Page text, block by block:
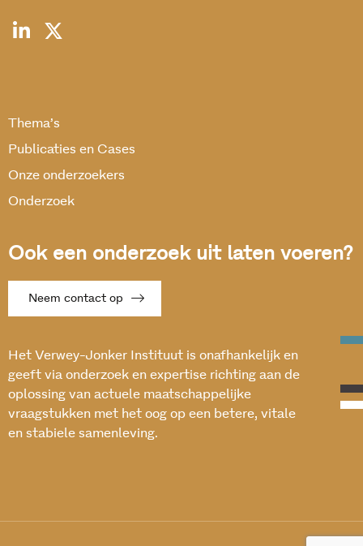
Thema’s
Publicaties en Cases
Onze onderzoekers
Onderzoek
Ook een onderzoek uit laten voeren?
Neem contact op
Het Verwey-Jonker Instituut is onafhankelijk en
geeft via onderzoek en expertise richting aan de
oplossing van actuele maatschappelijke
vraagstukken met het oog op een betere, vitale
en stabiele samenleving.